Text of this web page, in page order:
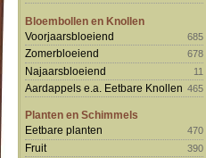
Bloembollen en Knollen
Voorjaarsbloeiend
685
Zomerbloeiend 678
Najaarsbloeiend 11
Aardappels e.a. Eetbare Knollen 465
Planten en Schimmels
Eetbare planten
470
Fruit 390